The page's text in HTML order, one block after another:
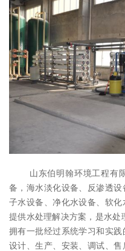
山东伯明翰环境工程有限
备，海水淡化设备、反渗透
子水设备、净化水设备、软
提供水处理解决方案，是水
拥有一批经过系统学习和实
设计、生产、安装、调试、